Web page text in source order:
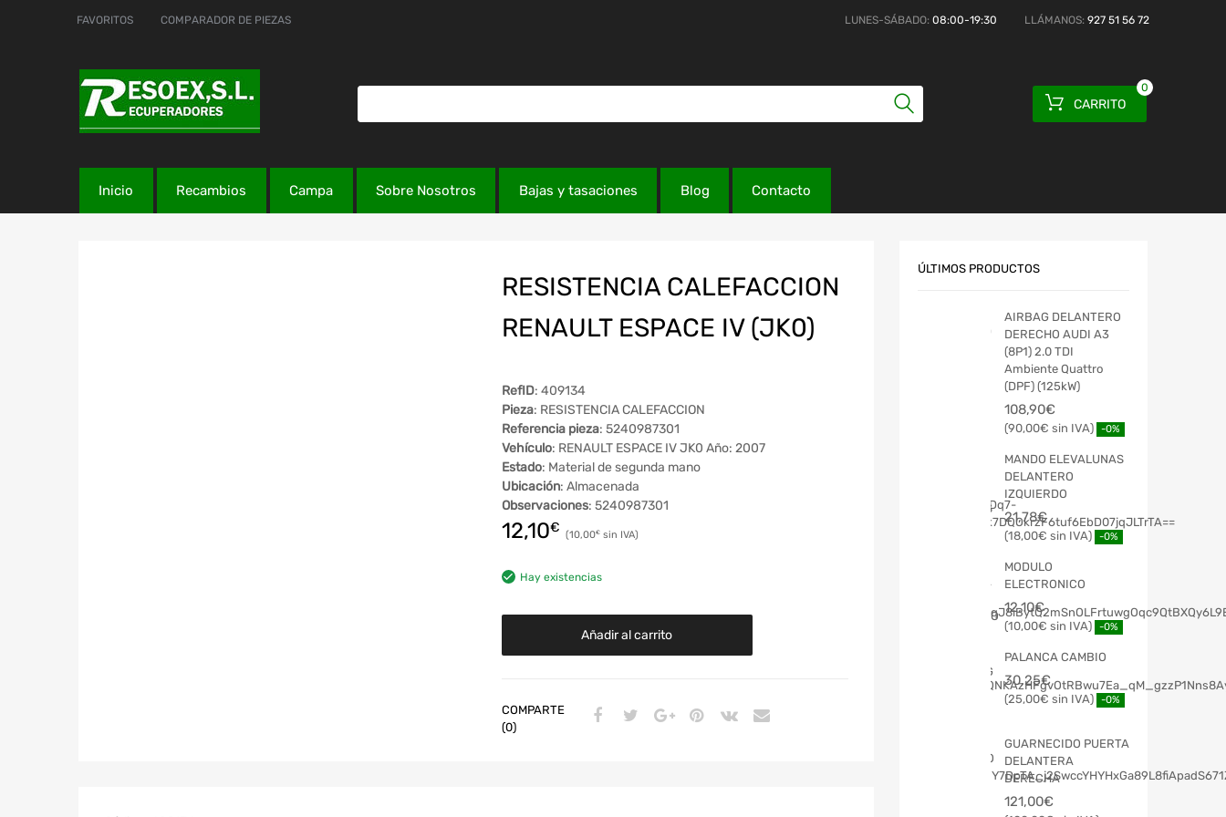
FAVORITOS COMPARADOR DE PIEZAS LUNES-SÁBADO: 08:00-19:30 LLÁMANOS: 927 51 56 72
CARRITO
0
Inicio Recambios Campa Sobre Nosotros Bajas y tasaciones Blog Contacto
RESISTENCIA CALEFACCION
RENAULT ESPACE IV (JK0)
RefID: 409134
Pieza: RESISTENCIA CALEFACCION
Referencia pieza: 5240987301
Vehículo: RENAULT ESPACE IV JK0 Año: 2007
Estado: Material de segunda mano
Ubicación: Almacenada
Observaciones: 5240987301
12,10€ 10,00€
Hay existencias
Añadir al carrito
COMPARTE
(0)
ÚLTIMOS PRODUCTOS
AIRBAG DELANTERO
DERECHO AUDI A3
(8P1) 2.0 TDI
Ambiente Quattro
(DPF) (125kW)
108,90€
90,00€ -0%
MANDO ELEVALUNAS
DELANTERO
IZQUIERDO
21,78€
18,00€ -0%
MODULO
ELECTRONICO
12,10€
10,00€ -0%
PALANCA CAMBIO
30,25€
25,00€ -0%
GUARNECIDO PUERTA
DELANTERA
DERECHA
121,00€